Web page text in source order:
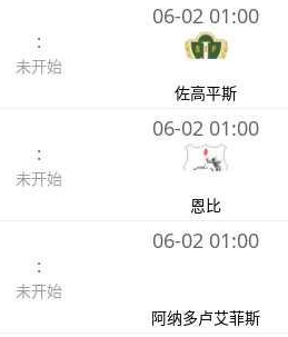
:
未开始
06-02 01:00
佐高平斯
:
未开始
06-02 01:00
恩比
:
未开始
06-02 01:00
阿纳多卢艾菲斯